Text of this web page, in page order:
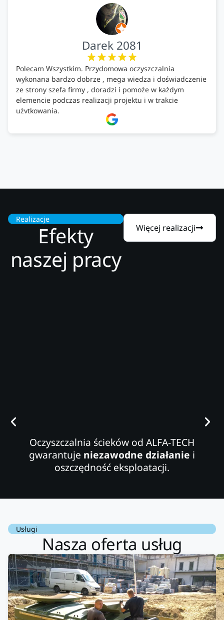
Darek 2081
Polecam Wszystkim. Przydomowa oczyszczalnia
wykonana bardzo dobrze , mega wiedza i doświadczenie
ze strony szefa firmy , doradzi i pomoże w każdym
elemencie podczas realizacji projektu i w trakcie
użytkowania.
Firma godna zaufania. Tak trzymać!
Realizacje
Efekty
naszej pracy
Więcej realizacji
Oczyszczalnia ścieków od ALFA-TECH
gwarantuje niezawodne działanie i
oszczędność eksploatacji.
Usługi
Nasza oferta usług